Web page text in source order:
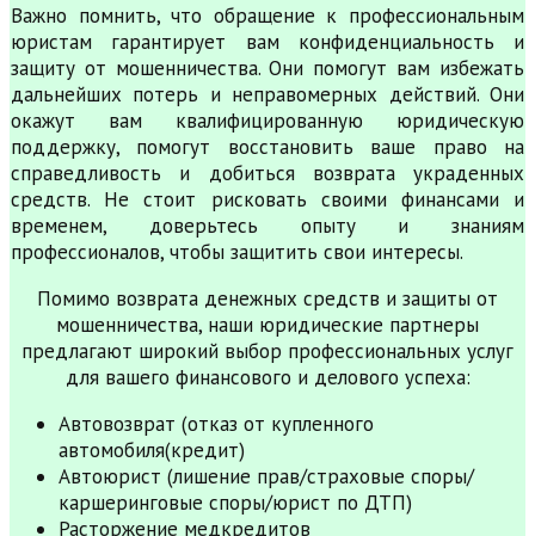
Важно помнить, что обращение к профессиональным
юристам гарантирует вам конфиденциальность и
защиту от мошенничества. Они помогут вам избежать
дальнейших потерь и неправомерных действий. Они
окажут вам квалифицированную юридическую
поддержку, помогут восстановить ваше право на
справедливость и добиться возврата украденных
средств. Не стоит рисковать своими финансами и
временем, доверьтесь опыту и знаниям
профессионалов, чтобы защитить свои интересы.
Помимо возврата денежных средств и защиты от
мошенничества, наши юридические партнеры
предлагают широкий выбор профессиональных услуг
для вашего финансового и делового успеха:
Автовозврат (отказ от купленного
автомобиля(кредит)
Автоюрист (лишение прав/страховые споры/
каршеринговые споры/юрист по ДТП)
Расторжение медкредитов